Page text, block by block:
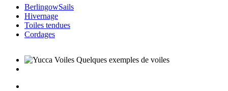
BerlingowSails
Hivernage
Toiles tendues
Cordages